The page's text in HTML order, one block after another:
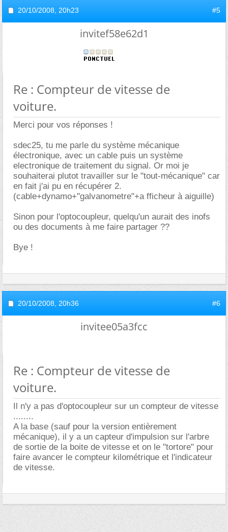
20/10/2008, 20h23 #5
invitef58e62d1
Re : Compteur de vitesse de
voiture.
Merci pour vos réponses !
sdec25, tu me parle du système mécanique
électronique, avec un cable puis un système
electronique de traitement du signal. Or moi je
souhaiterai plutot travailler sur le "tout-mécanique" car
en fait j'ai pu en récupérer 2.
(cable+dynamo+"galvanometre"+a fficheur à aiguille)
Sinon pour l'optocoupleur, quelqu'un aurait des inofs
ou des documents à me faire partager ??
Bye !
20/10/2008, 20h36 #6
invitee05a3fcc
Re : Compteur de vitesse de
voiture.
Il n'y a pas d'optocoupleur sur un compteur de vitesse
........
A la base (sauf pour la version entièrement
mécanique), il y a un capteur d'impulsion sur l'arbre
de sortie de la boite de vitesse et on le "tortore" pour
faire avancer le compteur kilométrique et l'indicateur
de vitesse.